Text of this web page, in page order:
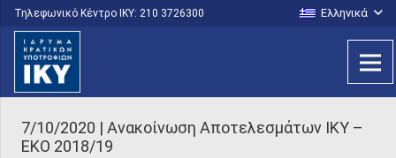
Τηλεφωνικό Κέντρο IKY: 210 3726300 Ελληνικά
7/10/2020 | Ανακοίνωση Αποτελεσμάτων IKY –
ΕΚΟ 2018/19